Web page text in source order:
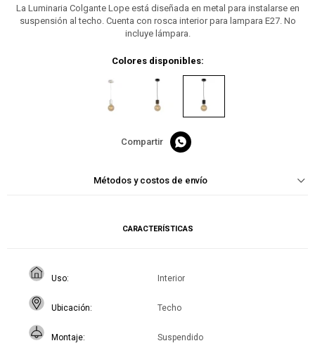
La Luminaria Colgante Lope está diseñada en metal para instalarse en
suspensión al techo. Cuenta con rosca interior para lampara E27. No
incluye lámpara.
Colores disponibles:

Métodos y costos de envío
CARACTERÍSTICAS
Uso Interior
Ubicación Techo
Montaje Suspendido